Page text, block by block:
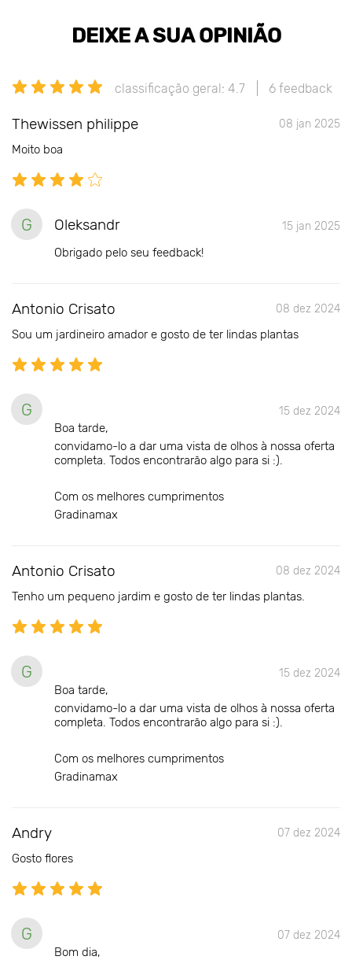
DEIXE A SUA OPINIÃO
classificação geral: 4.7 6 feedback
Thewissen philippe 08 jan 2025
Moito boa
G Oleksandr 15 jan 2025
Obrigado pelo seu feedback!
Antonio Crisato 08 dez 2024
Sou um jardineiro amador e gosto de ter lindas plantas
G 15 dez 2024
Boa tarde,
convidamo-lo a dar uma vista de olhos à nossa oferta
completa. Todos encontrarão algo para si :).
Com os melhores cumprimentos
Gradinamax
Antonio Crisato 08 dez 2024
Tenho um pequeno jardim e gosto de ter lindas plantas.
G 15 dez 2024
Boa tarde,
convidamo-lo a dar uma vista de olhos à nossa oferta
completa. Todos encontrarão algo para si :).
Com os melhores cumprimentos
Gradinamax
Andry 07 dez 2024
Gosto flores
G 07 dez 2024
Bom dia,